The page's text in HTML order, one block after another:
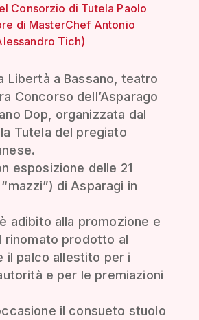
Consorzio di Tutela Paolo
di MasterChef Antonio
Tich)
Libertà a Bassano, teatro
Concorso dell’Asparago
Dop, organizzata dal
Tutela del pregiato
esposizione delle 21
di Asparagi in
adibito alla promozione e
rinomato prodotto al
il palco allestito per i
e per le premiazioni
il consueto stuolo